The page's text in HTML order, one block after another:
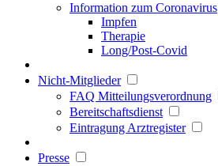
Information zum Coronavirus
Impfen
Therapie
Long/Post-Covid
Nicht-Mitglieder
FAQ Mitteilungsverordnung
Bereitschaftsdienst
Eintragung Arztregister
Presse